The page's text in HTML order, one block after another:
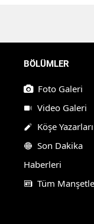
BÖLÜMLER
Foto Galeri
Video Galeri
Köşe Yazarları
Son Dakika
Haberleri
Tüm